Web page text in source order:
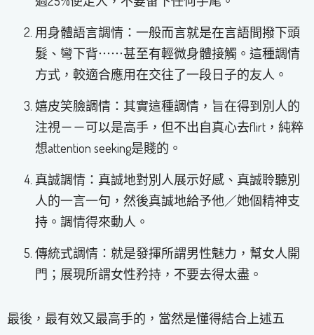
用身體語言調情：一般而言就是在言語間撥下頭
髮、彎下背⋯⋯甚至有輕微身體接觸。這種調情
方式，較適合應用在交往了一段日子的友人。
嬉皮笑臉調情：其實這種調情，旨在得到別人的
注視－－可以是高手，但不出自真心去flirt，純粹
想attention seeking是賤的。
真誠調情：真誠地對別人展示好感、真誠聆聽別
人的一言一句，然後真誠地給予他／她個精神支
持。調情得來動人。
傳統式調情：就是發揮所謂男性魅力，幫女人開
門；展現所謂女性矜持，不要去得太盡。
最後，最有效又最高手的，當然是懂得結合上述五